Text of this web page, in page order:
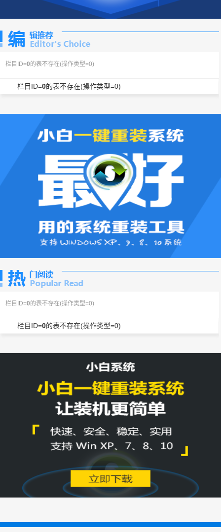
栏目ID=0的表不存在(操作类型=0)
栏目ID=0的表不存在(操作类型=0)
栏目ID=0的表不存在(操作类型=0)
栏目ID=0的表不存在(操作类型=0)